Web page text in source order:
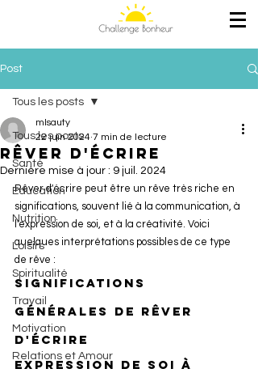
Post
Tous les posts
Santé
Education
Nutrition
Loisirs
Spiritualité
Travail
Motivation
Relations et Amour
Tous les posts
Rêver d'écrire
mlsauty
22 juin 2024 7 min de lecture
Dernière mise à jour : 9 juil. 2024
Rêver d'écrire peut être un rêve très riche en
significations, souvent lié à la communication, à
l'expression de soi, et à la créativité. Voici
quelques interprétations possibles de ce type
de rêve :
Significations
Générales de Rêver
d'Écrire
Expression de soi à